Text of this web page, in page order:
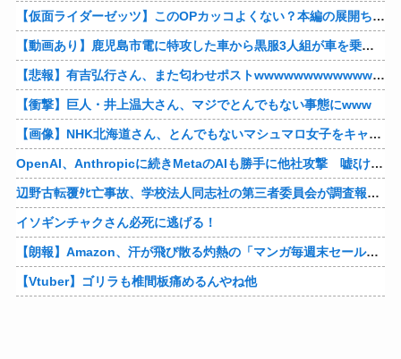
【仮面ライダーゼッツ】このOPカッコよくない？本編の展開ちゃんと反映してて完成度高いし
【動画あり】鹿児島市電に特攻した車から黒服3人組が車を乗り捨てて逃走
【悲報】有吉弘行さん、また匂わせポストwwwwwwwwwwwwwwww
【衝撃】巨人・井上温大さん、マジでとんでもない事態にwww
【画像】NHK北海道さん、とんでもないマシュマロ女子をキャスターに起用してしまうwwwwwwww
OpenAI、Anthropicに続きMetaのAIも勝手に他社攻撃 嘘ξけど何これ流行ってんの？
辺野古転覆ﾀﾋ亡事故、学校法人同志社の第三者委員会が調査報告書を公表 … 安全配慮義務違反や安全管理に関する検証を妨げた組織風土の存在を指摘
イソギンチャクさん必死に逃げる！
【朗報】Amazon、汗が飛び散る灼熱の「マンガ毎週末セール（50%還元）」を開催！他
【Vtuber】ゴリラも椎間板痛めるんやね他